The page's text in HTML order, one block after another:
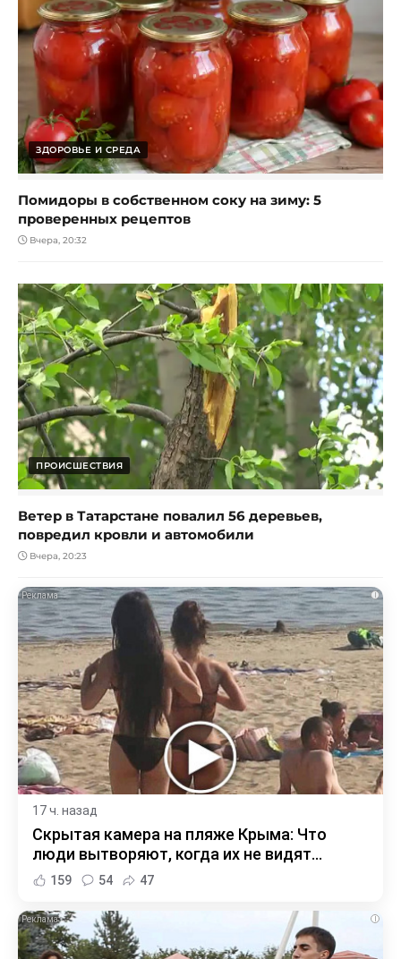
ЗДОРОВЬЕ И СРЕДА
Помидоры в собственном соку на зиму: 5
проверенных рецептов
Вчера, 20:32
ПРОИСШЕСТВИЯ
Ветер в Татарстане повалил 56 деревьев,
повредил кровли и автомобили
Вчера, 20:23
i
17 ч. назад
Скрытая камера на пляже Крыма: Что
люди вытворяют, когда их не видят...
159 54 47
i